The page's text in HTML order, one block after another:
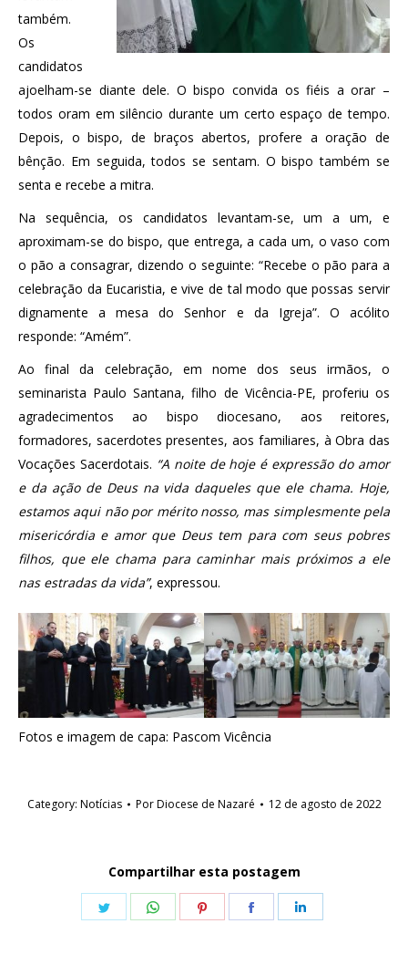
também.
Os
candidatos
ajoelham-se diante dele. O bispo convida os fiéis a orar –
todos oram em silêncio durante um certo espaço de tempo.
Depois, o bispo, de braços abertos, profere a oração de
bênção. Em seguida, todos se sentam. O bispo também se
senta e recebe a mitra.
Na sequência, os candidatos levantam-se, um a um, e
aproximam-se do bispo, que entrega, a cada um, o vaso com
o pão a consagrar, dizendo o seguinte: “Recebe o pão para a
celebração da Eucaristia, e vive de tal modo que possas servir
dignamente a mesa do Senhor e da Igreja”. O acólito
responde: “Amém”.
Ao final da celebração, em nome dos seus irmãos, o
seminarista Paulo Santana, filho de Vicência-PE, proferiu os
agradecimentos ao bispo diocesano, aos reitores,
formadores, sacerdotes presentes, aos familiares, à Obra das
Vocações Sacerdotais. “A noite de hoje é expressão do amor
e da ação de Deus na vida daqueles que ele chama. Hoje,
estamos aqui não por mérito nosso, mas simplesmente pela
misericórdia e amor que Deus tem para com seus pobres
filhos, que ele chama para caminhar mais próximos a ele
nas estradas da vida”, expressou.
Fotos e imagem de capa: Pascom Vicência
Category: Notícias PorDiocese de Nazaré 12 de agosto de 2022
Compartilhar esta postagem
Share
Share
Share
Share